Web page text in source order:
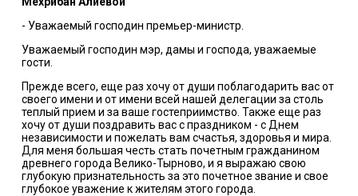
- Уважаемый господин премьер-министр.
Уважаемый господин мэр, дамы и господа, уважаемые
гости.
Прежде всего, еще раз хочу от души поблагодарить вас от
своего имени и от имени всей нашей делегации за столь
теплый прием и за ваше гостеприимство. Также еще раз
хочу от души поздравить вас с праздником - с Днем
независимости и пожелать вам счастья, здоровья и мира.
Для меня большая честь стать почетным гражданином
древнего города Велико-Тырново, и я выражаю свою
глубокую признательность за это почетное звание и свое
глубокое уважение к жителям этого города.